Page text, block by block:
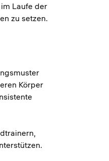
Laufe der
zu setzen.
Körper